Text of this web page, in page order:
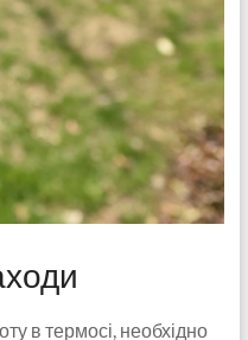
в термосі, необхідно